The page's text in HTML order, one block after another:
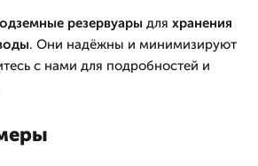
резервуары для хранения
. Они надёжны и минимизируют
с нами для подробностей и